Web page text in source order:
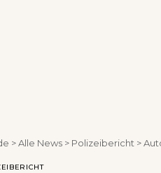
>Alle News > Polizeibericht >